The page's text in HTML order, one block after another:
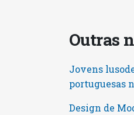
Outras
Jovens
portuguesas
Design de